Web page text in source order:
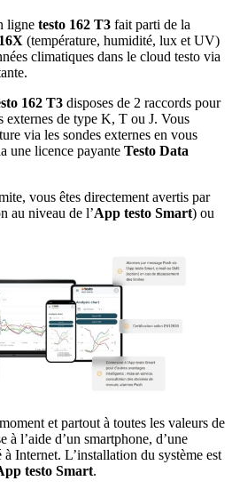
ligne testo 162 T3 fait parti de la
(température, humidité, lux et UV)
climatiques dans le cloud testo via
162 T3 disposes de 2 raccords pour
externes de type K, T ou J. Vous
via les sondes externes en vous
une licence payante Testo Data
vous êtes directement avertis par
au niveau de l’App testo Smart) ou
et partout à toutes les valeurs de
à l’aide d’un smartphone, d’une
Internet. L’installation du système est
testo Smart.